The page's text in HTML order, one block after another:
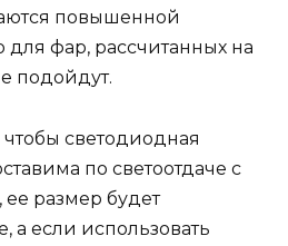
повышенной
фар, рассчитанных на
подойдут.
светодиодная
по светоотдаче с
размер будет
а если использовать